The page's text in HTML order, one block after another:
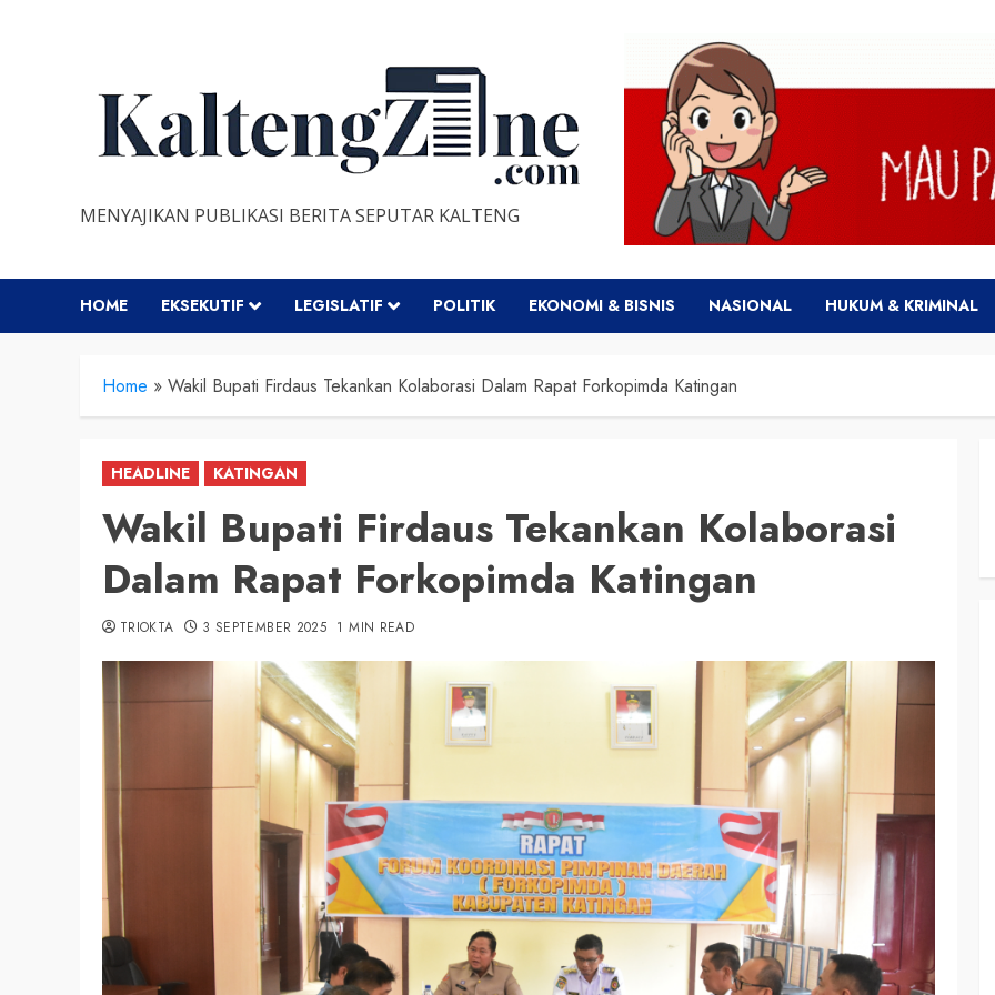
MENYAJIKAN PUBLIKASI BERITA SEPUTAR KALTENG
HOME EKSEKUTIF LEGISLATIF POLITIK EKONOMI & BISNIS NASIONAL HUKUM & KRIMINAL
Home » Wakil Bupati Firdaus Tekankan Kolaborasi Dalam Rapat Forkopimda Katingan
HEADLINE KATINGAN
Wakil Bupati Firdaus Tekankan Kolaborasi
Dalam Rapat Forkopimda Katingan
TRIOKTA 3 SEPTEMBER 2025 1 MIN READ